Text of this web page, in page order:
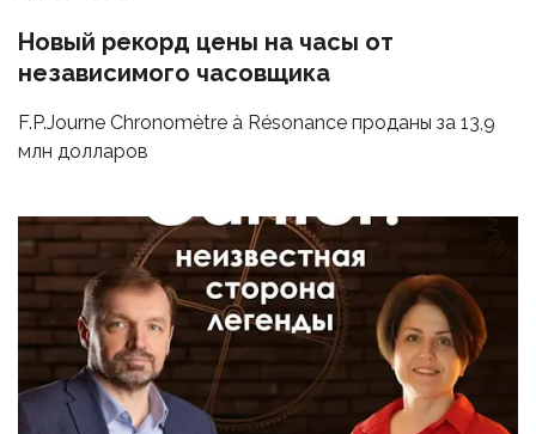
Новый рекорд цены на часы от
независимого часовщика
F.P.Journe Chronomètre à Résonance проданы за 13,9
млн долларов